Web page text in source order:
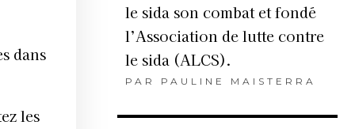
dans
les
le sida son combat et fondé
l’Association de lutte contre
le sida (ALCS).
PAR PAULINE MAISTERRA